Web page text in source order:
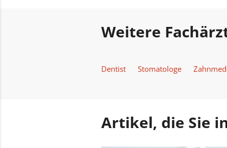
Weitere
Dentist Stomatologe
Artikel, die Sie